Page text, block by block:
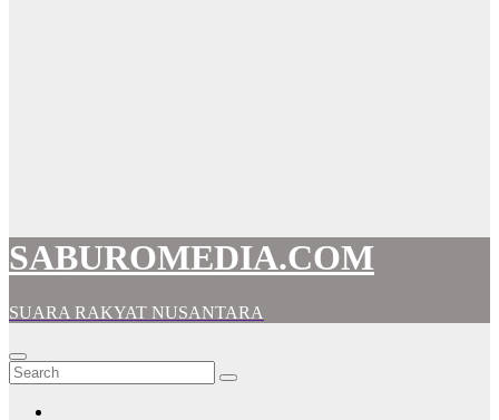
SABUROMEDIA.COM
SUARA RAKYAT NUSANTARA